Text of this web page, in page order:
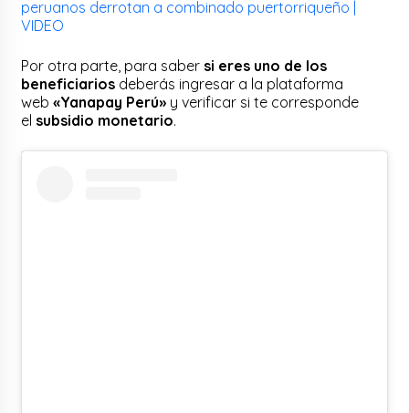
peruanos derrotan a combinado puertorriqueño |
VIDEO
Por otra parte, para saber si eres uno de los
beneficiarios deberás ingresar a la plataforma
web«Yanapay Perú» y verificar si te corresponde
el subsidio monetario.